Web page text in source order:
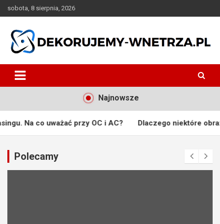
to
sobota, 8 sierpnia, 2026
dekorujemy-wnetrza.pl
Najnowsze
uważać przy OC i AC? Dlaczego niektóre obrazy stają
Polecamy